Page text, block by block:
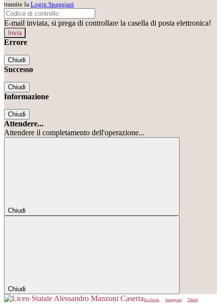
tramite la Login Spaggiari
E-mail inviata, si prega di controllare la casella di posta elettronica!
Errore
Chiudi
Successo
Chiudi
Informazione
Chiudi
Attendere...
Attendere il completamento dell'operazione...
Chiudi
Chiudi
Facebook Instagram
Tiktok